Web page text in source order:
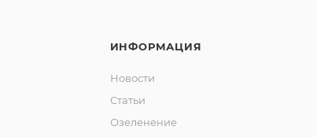
ИНФОРМАЦИЯ
Новости
Статьи
Озеленение